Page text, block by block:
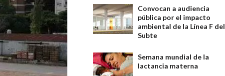
Convocan a audiencia
pública por el impacto
ambiental de la Línea F del
Subte
Semana mundial de la
lactancia materna